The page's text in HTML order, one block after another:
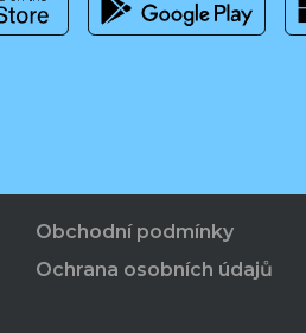
Obchodní podmínky
Ochrana osobních údajů